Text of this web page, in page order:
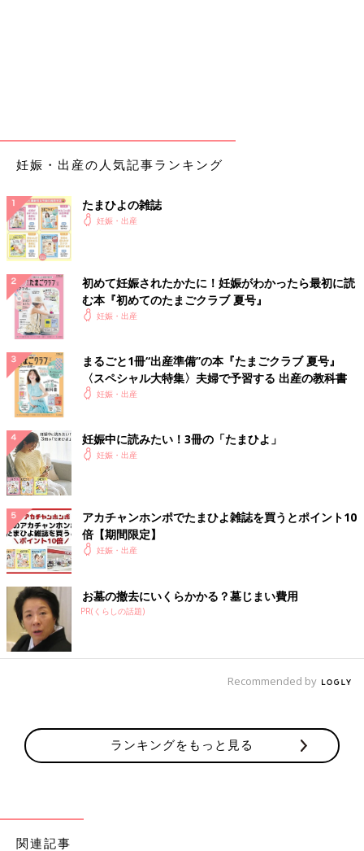
段々と気持ちは落ち着いてきました。翌朝再検査をして、赤ちゃ
んが見えなかったら手術ということになり、その日は帰宅しまし
た。
人生初の手術後、夫の顔を見て“安堵感”に包まれた
翌朝の再検査でも赤ちゃんの姿は見えず、そのまま子宮を伸ばす
物を入れて麻酔を打たれ、手術は行われました。麻酔が切れて眠
りから覚めた時は、まだどこか体が宙を浮いたような感じで、お
なかをなでてみてもあまり変化はわかりませんでした。
最初は母が一緒に付き添ってくれましたが、目が覚めたら雑誌を
いました。母も家で退院後の私を迎える準備があったのだと思い
ます。今までは病気をすると母の存在が大きかったのに、この時
は不思議とつらいとか寂しいという気持ちはありませんでした。
午後になって少しおなかが痛くなってきた時に、夫が忙しい中、
早退をして、「軽い入院だから」と小さな花籠を持って来てくれ
ました。思いがけないことに何だかホッとして、とても嬉しい気
持ちになりました。夫は、母よりも誰よりもわがままが言えて、
私のありのままを出して甘えられる人で、「夫婦ってこんなもの
かな？」と初めて実感した瞬間かもしれません。
“流産”は思いがけずあっという間のことで悲しく、しばらくは夜
になると思い出して、夫の前では泣くことはありました。しか
し、私の中で夫がこんなに大きな存在になっていると発見するこ
娠しないように」と先生から注意を受けました。それで、年内は
夫と2人でいろいろと楽しむことに。年が明けて「そろそろ妊娠
妊娠・出産の人気記事ランキング
たまひよの雑誌
妊娠・出産
初めて妊娠されたかたに！妊娠がわかったら最初に読
む本『初めてのたまごクラブ 夏号』
妊娠・出産
まるごと1冊“出産準備”の本『たまごクラブ 夏号』
〈スペシャル大特集〉夫婦で予習する 出産の教科書
妊娠・出産
妊娠中に読みたい！3冊の「たまひよ」
妊娠・出産
アカチャンホンポでたまひよ雑誌を買うとポイント10
倍【期間限定】
妊娠・出産
お墓の撤去にいくらかかる？墓じまい費用
PR(くらしの話題)
Recommended by
ランキングをもっと見る
関連記事